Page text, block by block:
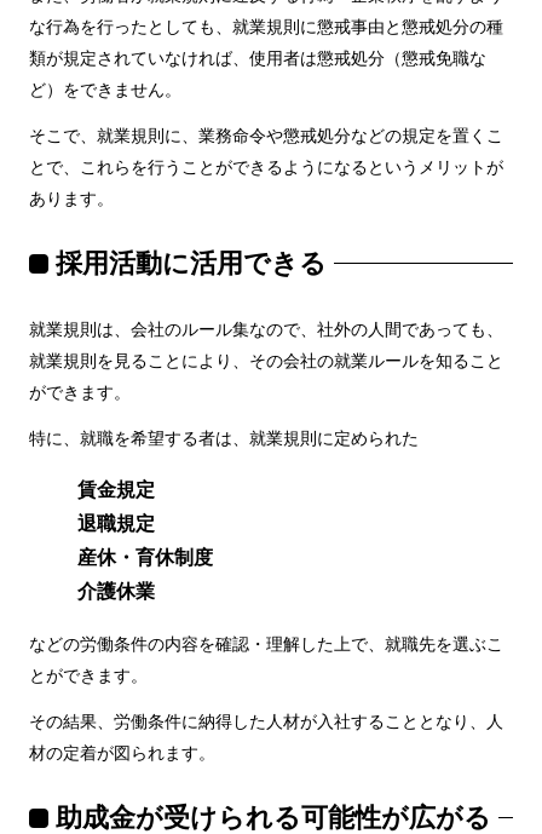
な行為を行ったとしても、就業規則に懲戒事由と懲戒処分の種
類が規定されていなければ、使用者は懲戒処分（懲戒免職な
ど）をできません。
そこで、就業規則に、業務命令や懲戒処分などの規定を置くこ
とで、これらを行うことができるようになるというメリットが
あります。
採用活動に活用できる
就業規則は、会社のルール集なので、社外の人間であっても、
就業規則を見ることにより、その会社の就業ルールを知ること
ができます。
特に、就職を希望する者は、就業規則に定められた
賃金規定
退職規定
産休・育休制度
介護休業
などの労働条件の内容を確認・理解した上で、就職先を選ぶこ
とができます。
その結果、労働条件に納得した人材が入社することとなり、人
材の定着が図られます。
助成金が受けられる可能性が広がる